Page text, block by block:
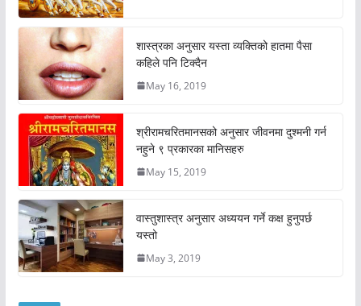
शास्त्रका अनुसार यस्ता व्यक्तिको हातमा पैसा
कहिले पनि टिक्दैन
May 16, 2019
श्रीरामचरितमानसको अनुसार जीवनमा दुश्मनी गर्न
नहुने ९ प्रकारका मानिसहरु
May 15, 2019
वास्तुशास्त्र अनुसार अध्ययन गर्ने कक्ष हुनुपर्छ
यस्तो
May 3, 2019